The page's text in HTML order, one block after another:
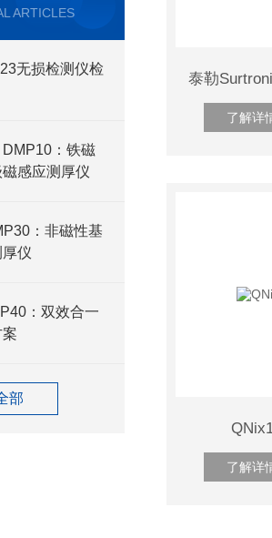
ARTICLES
无损检测仪检
：铁磁
感应测厚仪
：非磁性基
仪
：双效合一
部
了解详
了解详